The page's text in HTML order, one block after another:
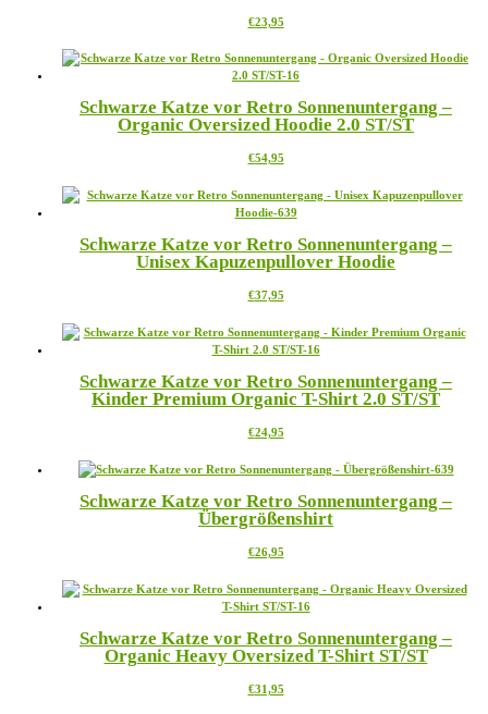
Optionen
auf
der
gewählt
werden
€23,95Dieses
weist
mehrere
auf.
Die
können
der
Produktseite
werden
Schwarze Katze vor Retro Sonnenuntergang –
Organic Oversized Hoodie 2.0 ST/ST
€54,95Dieses
weist
mehrere
auf.
Die
können
der
Produktseite
werden
Schwarze Katze vor Retro Sonnenuntergang –
Unisex Kapuzenpullover Hoodie
€37,95Dieses
weist
mehrere
auf.
Die
können
der
gewählt
werden
Schwarze Katze vor Retro Sonnenuntergang –
Kinder Premium Organic T-Shirt 2.0 ST/ST
€24,95Dieses
weist
Varianten
auf.
Optionen
auf
der
gewählt
werden
Schwarze Katze vor Retro Sonnenuntergang –
Übergrößenshirt
€26,95Dieses
weist
mehrere
auf.
Die
können
Schwarze Katze vor Retro Sonnenuntergang –
Organic Heavy Oversized T-Shirt ST/ST
€31,95Dieses